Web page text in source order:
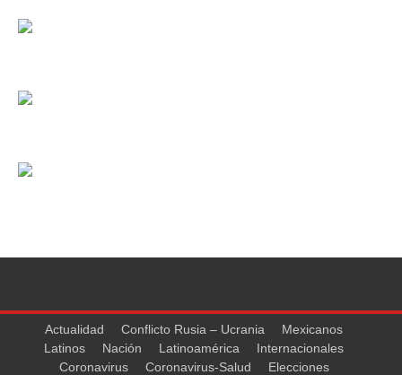
Actualidad Conflicto Rusia – Ucrania
Mexicanos
Latinos
Nación Latinoamérica
Internacionales
Coronavirus
Coronavirus-Salud Elecciones